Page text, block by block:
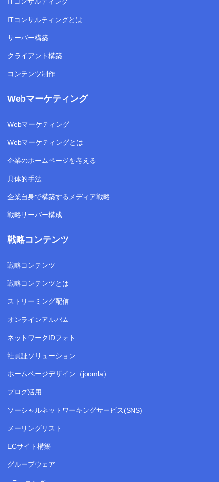
ITコンサルティングとは
サーバー構築
クライアント構築
コンテンツ制作
Webマーケティング
Webマーケティング
Webマーケティングとは
企業のホームページを考える
具体的手法
企業自身で構築するメディア戦略
戦略サーバー構成
戦略コンテンツ
戦略コンテンツ
戦略コンテンツとは
ストリーミング配信
オンラインアルバム
ネットワークIDフォト
社員証ソリューション
ホームページデザイン（joomla）
ブログ活用
ソーシャルネットワーキングサービス(SNS)
メーリングリスト
ECサイト構築
グループウェア